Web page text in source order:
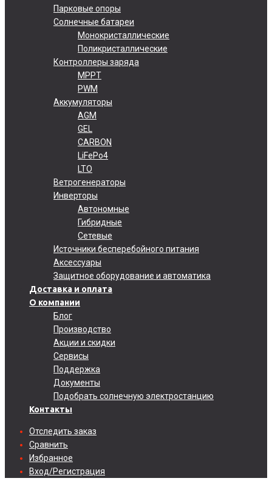
Парковые опоры
Солнечные батареи
Монокристаллические
Поликристаллические
Контроллеры заряда
MPPT
PWM
Аккумуляторы
AGM
GEL
CARBON
LiFePo4
LTO
Ветрогенераторы
Инверторы
Автономные
Гибридные
Сетевые
Источники бесперебойного питания
Аксессуары
Защитное оборудование и автоматика
Доставка и оплата
О компании
Блог
Производство
Акции и скидки
Сервисы
Поддержка
Документы
Подобрать солнечную электростанцию
Контакты
Отследить заказ
Сравнить
Избранное
Вход/Регистрация